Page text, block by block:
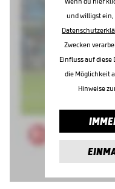
und willigst ein,
Zwecken
Einfluss auf diese
die Möglichkeit
Hinweise